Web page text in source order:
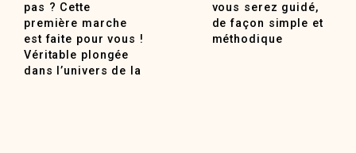
pas ? Cette
première marche
est faite pour vous !
Véritable plongée
dans l’univers de la
vous serez guidé,
de façon simple et
méthodique